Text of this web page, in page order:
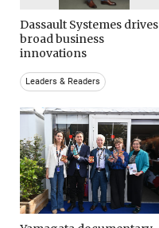
Dassault Systemes drives
broad business
innovations
Leaders & Readers